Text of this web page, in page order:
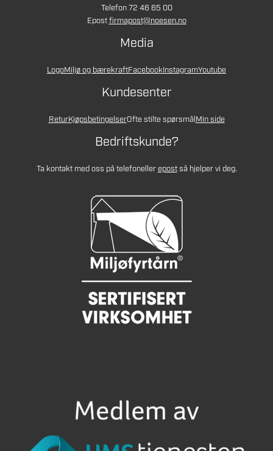
Telefon 72 46 65 00
Epostfirmapost@noesen.no
Media
LogoMiljø og bærekraftFacebookInstagramYoutube
Kundesenter
ReturKjøpsbetingelserOfte stilte spørsmålMin side
Bedriftskunde?
Ta kontakt med oss på telefonellerepostså hjelper vi deg.